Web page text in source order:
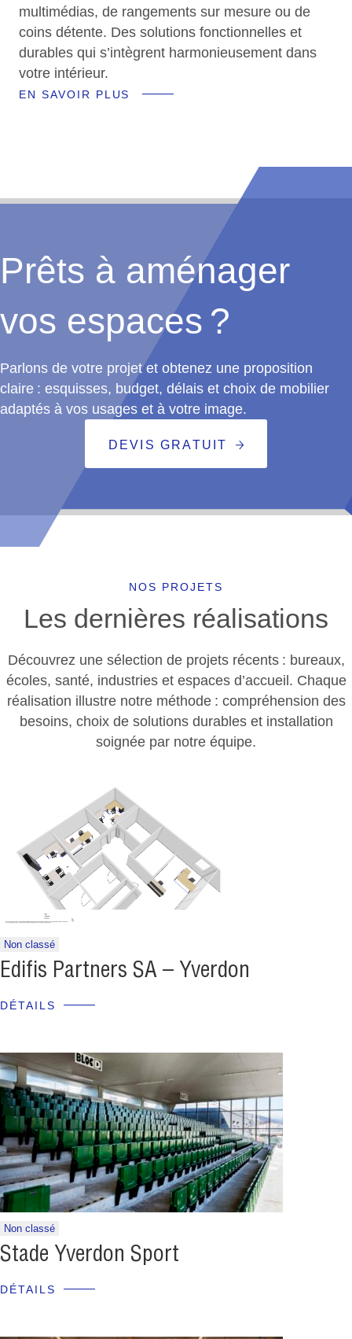
multimédias, de rangements sur mesure ou de
coins détente. Des solutions fonctionnelles et
durables qui s’intègrent harmonieusement dans
votre intérieur.
EN SAVOIR PLUS
Prêts à aménager
vos espaces ?
Parlons de votre projet et obtenez une proposition
claire : esquisses, budget, délais et choix de mobilier
adaptés à vos usages et à votre image.
DEVIS GRATUIT
NOS PROJETS
Les dernières réalisations
Découvrez une sélection de projets récents : bureaux,
écoles, santé, industries et espaces d’accueil. Chaque
réalisation illustre notre méthode : compréhension des
besoins, choix de solutions durables et installation
soignée par notre équipe.
Non classé
Edifis Partners SA – Yverdon
DÉTAILS
Non classé
Stade Yverdon Sport
DÉTAILS